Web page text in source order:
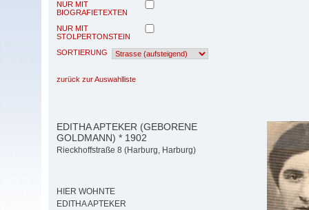
NUR MIT
BIOGRAFIETEXTEN
NUR MIT
STOLPERTONSTEIN
SORTIERUNG
zurück zur Auswahlliste
EDITHA APTEKER (GEBORENE
GOLDMANN) * 1902
Rieckhoffstraße 8 (Harburg, Harburg)
HIER WOHNTE
EDITHA APTEKER